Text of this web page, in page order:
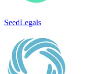
SeedLegals